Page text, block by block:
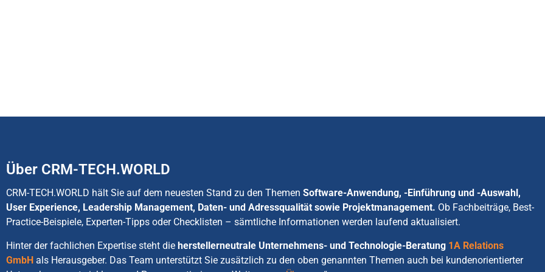
Über CRM-TECH.WORLD
CRM-TECH.WORLD hält Sie auf dem neuesten Stand zu den Themen Software-Anwendung, -Einführung und -Auswahl,
User Experience, Leadership Management, Daten- und Adressqualität sowie Projektmanagement. Ob Fachbeiträge, Best-
Practice-Beispiele, Experten-Tipps oder Checklisten – sämtliche Informationen werden laufend aktualisiert.
Hinter der fachlichen Expertise steht die herstellerneutrale Unternehmens- und Technologie-Beratung 1A Relations
GmbHals Herausgeber. Das Team unterstützt Sie zusätzlich zu den oben genannten Themen auch bei kundenorientierter